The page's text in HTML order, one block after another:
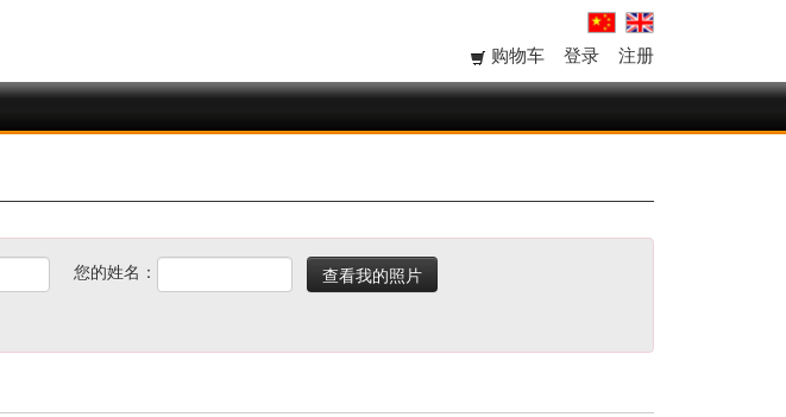
购物车 登录 注册
您的姓名： 查看我的照片